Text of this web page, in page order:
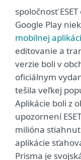
spoločnosť
Google Play
mobilnej
editovanie a
verzie boli v
oficiálnym
tešila veľkej
Aplikácie boli z
upozornení
milióna
aplikácie
Prisma je